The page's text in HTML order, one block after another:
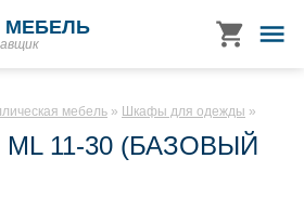
мебель Шкафы для одежды
11-30 (БАЗОВЫЙ